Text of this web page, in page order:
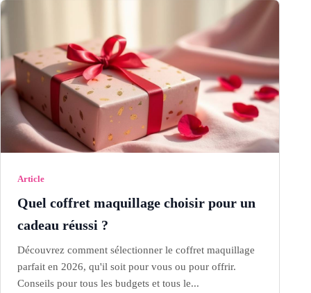
Article
Quel coffret maquillage choisir pour un
cadeau réussi ?
Découvrez comment sélectionner le coffret maquillage
parfait en 2026, qu'il soit pour vous ou pour offrir.
Conseils pour tous les budgets et tous le...